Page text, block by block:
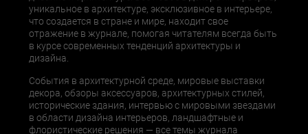
уникальное в архитектуре, эксклюзивное в интерьере,
что создается в стране и мире, находит свое
отражение в журнале, помогая читателям всегда быть
в курсе современных тенденций архитектуры и
дизайна.
События в архитектурной среде, мировые выставки
декора, обзоры аксессуаров, архитектурных стилей,
исторические здания, интервью с мировыми звездами
в области дизайна интерьеров, ландшафтные и
флористические решения — все темы журнала